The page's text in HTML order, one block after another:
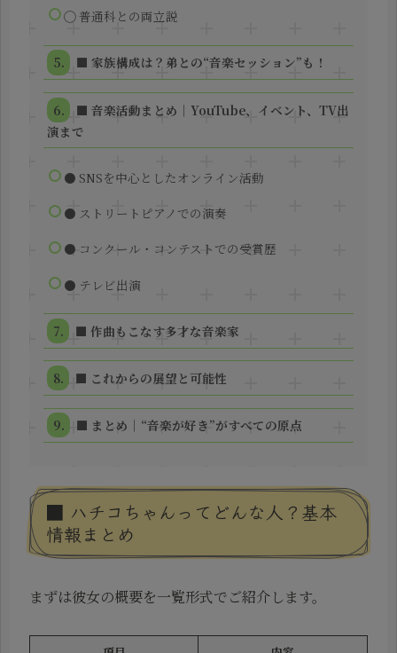
◯ 普通科との両立説
■ 家族構成は？弟との“音楽セッション”も！
■ 音楽活動まとめ｜YouTube、イベント、TV出
演まで
● SNSを中心としたオンライン活動
● ストリートピアノでの演奏
● コンクール・コンテストでの受賞歴
● テレビ出演
■ 作曲もこなす多才な音楽家
■ これからの展望と可能性
■ まとめ｜“音楽が好き”がすべての原点
■ ハチコちゃんってどんな人？基本
情報まとめ
まずは彼女の概要を一覧形式でご紹介します。